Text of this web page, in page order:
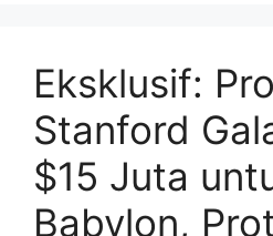
Eksklusif:
Stanford
$15 Juta
Babylon,